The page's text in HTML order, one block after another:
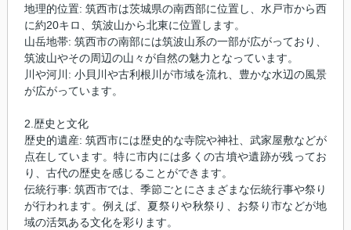
地理的位置: 筑西市は茨城県の南西部に位置し、水戸市から西
に約20キロ、筑波山から北東に位置します。
山岳地帯: 筑西市の南部には筑波山系の一部が広がっており、
筑波山やその周辺の山々が自然の魅力となっています。
川や河川: 小貝川や古利根川が市域を流れ、豊かな水辺の風景
が広がっています。
2.歴史と文化
歴史的遺産: 筑西市には歴史的な寺院や神社、武家屋敷などが
点在しています。特に市内には多くの古墳や遺跡が残ってお
り、古代の歴史を感じることができます。
伝統行事: 筑西市では、季節ごとにさまざまな伝統行事や祭り
が行われます。例えば、夏祭りや秋祭り、お祭り市などが地
域の活気ある文化を彩ります。